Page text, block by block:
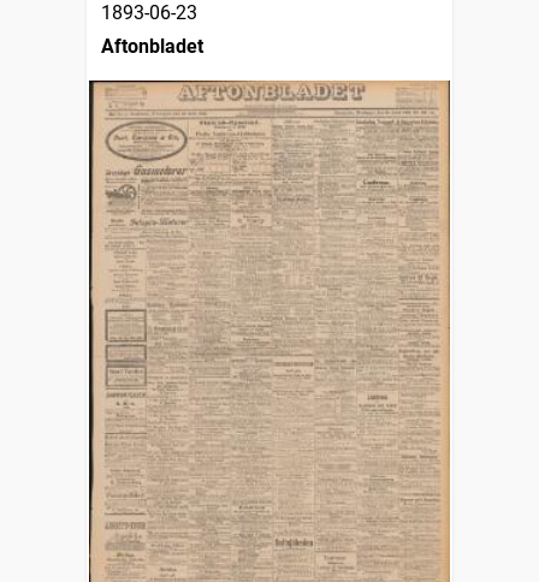
1893-06-23
Aftonbladet